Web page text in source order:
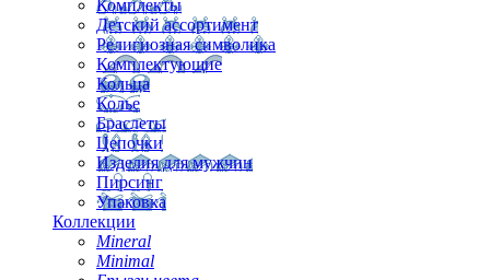
Комплекты
Детский ассортимент
Религиозная символика
Комплектующие
Кольца
Колье
Браслеты
Цепочки
Изделия для мужчин
Пирсинг
Упаковка
Коллекции
Mineral
Minimal